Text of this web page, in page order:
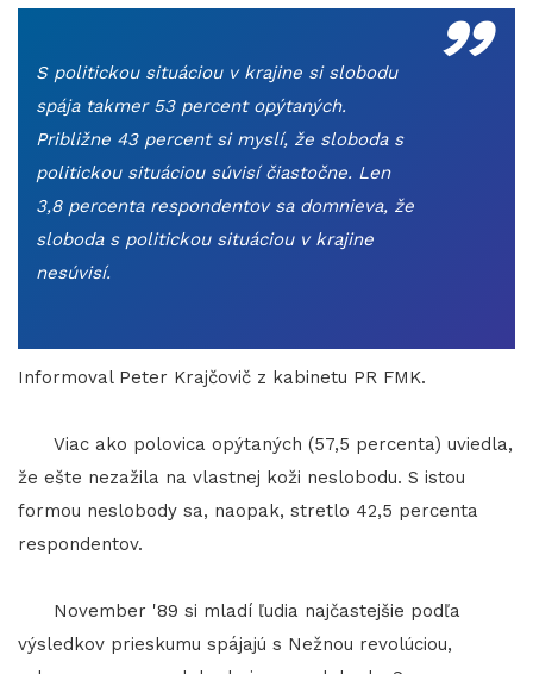
S politickou situáciou v krajine si slobodu
spája takmer 53 percent opýtaných.
Približne 43 percent si myslí, že sloboda s
politickou situáciou súvisí čiastočne. Len
3,8 percenta respondentov sa domnieva, že
sloboda s politickou situáciou v krajine
nesúvisí.
Informoval Peter Krajčovič z kabinetu PR FMK.
Viac ako polovica opýtaných (57,5 percenta) uviedla,
že ešte nezažila na vlastnej koži neslobodu. S istou
formou neslobody sa, naopak, stretlo 42,5 percenta
respondentov.
November '89 si mladí ľudia najčastejšie podľa
výsledkov prieskumu spájajú s Nežnou revolúciou,